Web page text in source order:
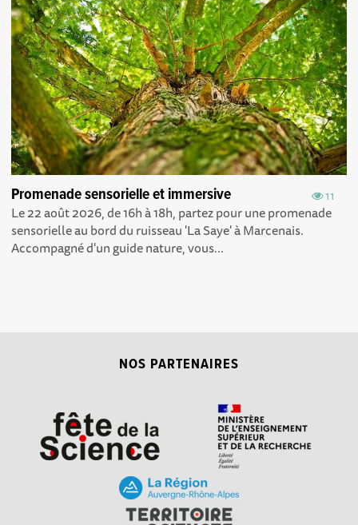
11
Promenade sensorielle et immersive
Le 22 août 2026, de 16h à 18h, partez pour une promenade
sensorielle au bord du ruisseau 'La Saye' à Marcenais.
Accompagné d'un guide nature, vous...
NOS PARTENAIRES